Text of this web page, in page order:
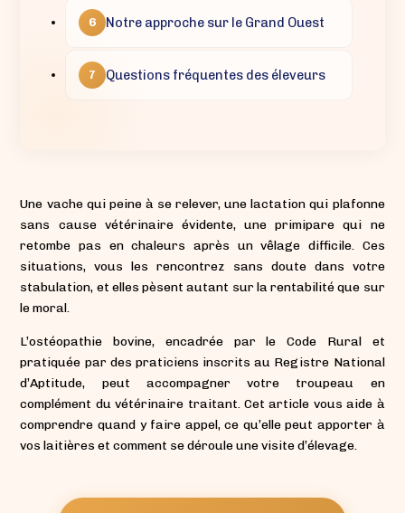
6 Notre approche sur le Grand Ouest
7 Questions fréquentes des éleveurs
Une vache qui peine à se relever, une lactation qui plafonne
sans cause vétérinaire évidente, une primipare qui ne
retombe pas en chaleurs après un vêlage difficile. Ces
situations, vous les rencontrez sans doute dans votre
stabulation, et elles pèsent autant sur la rentabilité que sur
le moral.
L’ostéopathie bovine, encadrée par le Code Rural et
pratiquée par des praticiens inscrits au Registre National
d’Aptitude, peut accompagner votre troupeau en
complément du vétérinaire traitant. Cet article vous aide à
comprendre quand y faire appel, ce qu’elle peut apporter à
vos laitières et comment se déroule une visite d’élevage.